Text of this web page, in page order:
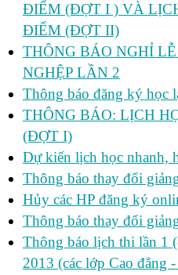
ĐIỂM (ĐỢT I ) VÀ
ĐIỂM (ĐỢT II)
THÔNG BÁO NGHỈ
NGHỆP LẦN 2
Thông báo đăng ký học
THÔNG BÁO: LỊCH
(ĐỢT I)
Dự kiến lịch học nhanh,
Thông báo thay đổi
Hủy các HP đăng ký
Thông báo thay đổi
Thông báo lịch thi lần 1
2013 (các lớp Cao đẳng